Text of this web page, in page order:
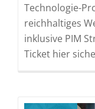
Technologie-
reichhaltiges
inklusive PIM
Ticket hier